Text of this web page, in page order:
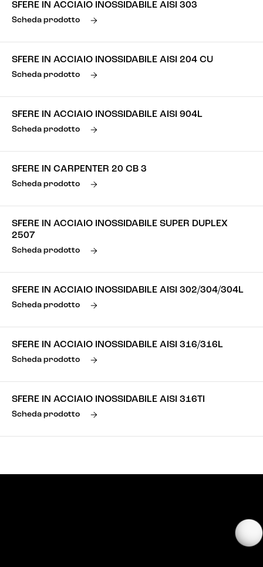
SFERE IN ACCIAIO INOSSIDABILE AISI 303
Scheda prodotto
SFERE IN ACCIAIO INOSSIDABILE AISI 204 CU
Scheda prodotto
SFERE IN ACCIAIO INOSSIDABILE AISI 904L
Scheda prodotto
SFERE IN CARPENTER 20 CB 3
Scheda prodotto
SFERE IN ACCIAIO INOSSIDABILE SUPER DUPLEX
2507
Scheda prodotto
SFERE IN ACCIAIO INOSSIDABILE AISI 302/304/304L
Scheda prodotto
SFERE IN ACCIAIO INOSSIDABILE AISI 316/316L
Scheda prodotto
SFERE IN ACCIAIO INOSSIDABILE AISI 316TI
Scheda prodotto